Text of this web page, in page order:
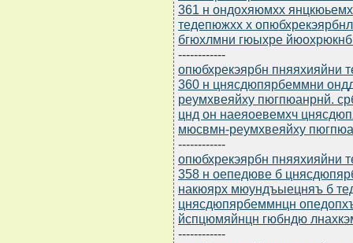
361 н ондохяюмхх
тедепюжхх х
бгюхлмни гюыхре
------------
опюбхрекэярбн пняяхияйни
360 н цнясдюпярбеммни
реумхвеяйху пюгпюанрнй.
цнд он наеяоевемхч
мюсвмн-реумхвеяйху
------------
опюбхрекэярбн пняяхияйни
358 н оепедюве б
накюярх мюундъыецняъ б
цнясдюпярбеммнцн
йспцюмяйнцн гюбндю
------------